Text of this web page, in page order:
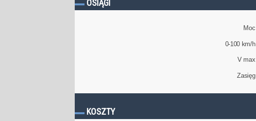
OSIĄGI
Moc
0-100 km/h
V max
Zasięg
KOSZTY